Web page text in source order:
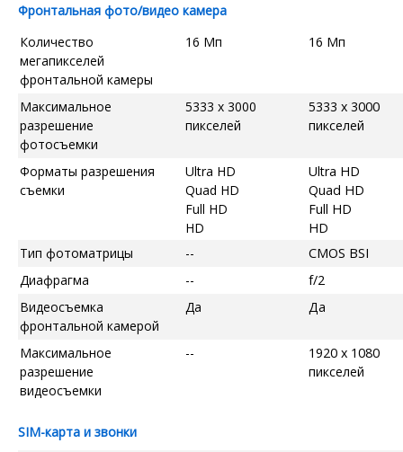
Фронтальная фото/видео камера
Количество
мегапикселей
фронтальной камеры
16 Мп 16 Мп
Максимальное
разрешение
фотосъемки
5333 x 3000
пикселей
5333 x 3000
пикселей
Форматы разрешения
съемки
Ultra HD
Quad HD
Full HD
HD
Ultra HD
Quad HD
Full HD
HD
Тип фотоматрицы
--
CMOS BSI
Диафрагма
--
f/2
Видеосъемка
фронтальной камерой
Да Да
Максимальное
разрешение
видеосъемки
--
1920 x 1080
пикселей
SIM-карта и звонки